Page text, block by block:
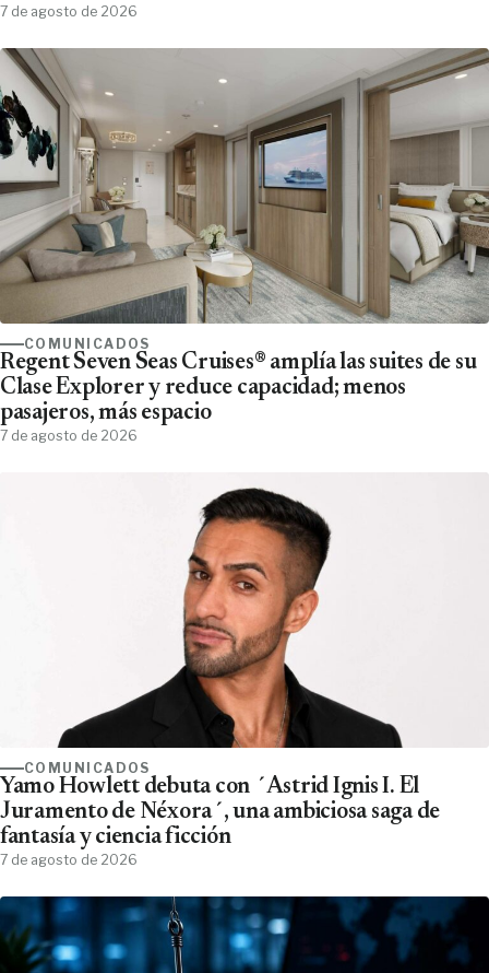
7 de agosto de 2026
COMUNICADOS
Regent Seven Seas Cruises® amplía las suites de su
Clase Explorer y reduce capacidad; menos
pasajeros, más espacio
7 de agosto de 2026
COMUNICADOS
Yamo Howlett debuta con ´Astrid Ignis I. El
Juramento de Néxora´, una ambiciosa saga de
fantasía y ciencia ficción
7 de agosto de 2026